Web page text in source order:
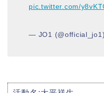
pic.twitter.com/
— JO1